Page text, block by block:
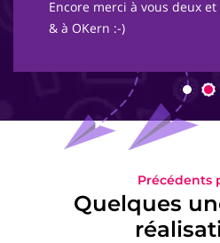
Encore merci à vous deux
& à OKern :-)
Précédents
Quelques